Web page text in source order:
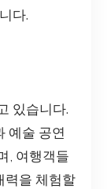
다.
있습니다.
예술 공연
, 여행객들
력을 체험할